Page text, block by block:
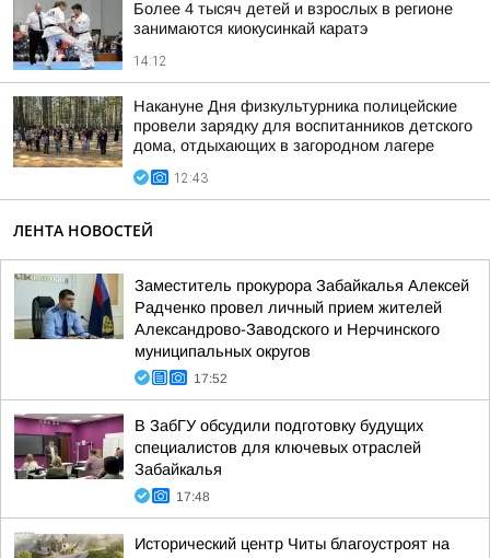
Более 4 тысяч детей и взрослых в регионе
занимаются киокусинкай каратэ
14:12
Накануне Дня физкультурника полицейские
провели зарядку для воспитанников детского
дома, отдыхающих в загородном лагере
12:43
ЛЕНТА НОВОСТЕЙ
Заместитель прокурора Забайкалья Алексей
Радченко провел личный прием жителей
Александрово-Заводского и Нерчинского
муниципальных округов
17:52
В ЗабГУ обсудили подготовку будущих
специалистов для ключевых отраслей
Забайкалья
17:48
Исторический центр Читы благоустроят на